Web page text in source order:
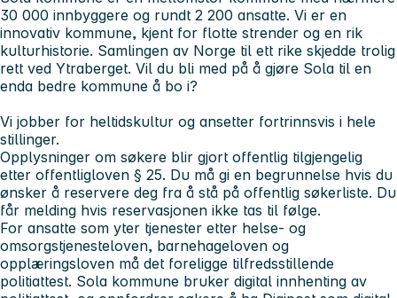
30 000 innbyggere og rundt 2 200 ansatte. Vi er en
innovativ kommune, kjent for flotte strender og en rik
kulturhistorie. Samlingen av Norge til ett rike skjedde trolig
rett ved Ytraberget. Vil du bli med på å gjøre Sola til en
enda bedre kommune å bo i?
Vi jobber for heltidskultur og ansetter fortrinnsvis i hele
stillinger.
Opplysninger om søkere blir gjort offentlig tilgjengelig
etter offentligloven § 25. Du må gi en begrunnelse hvis du
ønsker å reservere deg fra å stå på offentlig søkerliste. Du
får melding hvis reservasjonen ikke tas til følge.
For ansatte som yter tjenester etter helse- og
omsorgstjenesteloven, barnehageloven og
opplæringsloven må det foreligge tilfredsstillende
politiattest. Sola kommune bruker digital innhenting av